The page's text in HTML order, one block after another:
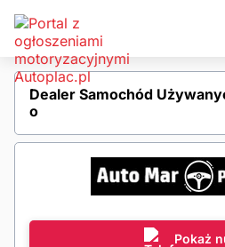
Dealer Samochód
o
Pokaż